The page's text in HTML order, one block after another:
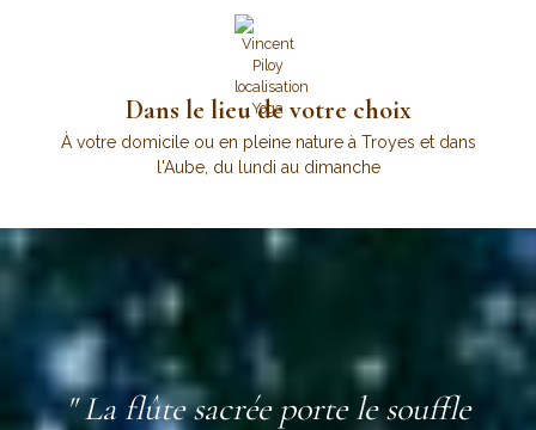
Dans le lieu de votre choix
À votre domicile ou en pleine nature à Troyes et dans
l'Aube, du lundi au dimanche
" La flûte sacrée porte le souffle